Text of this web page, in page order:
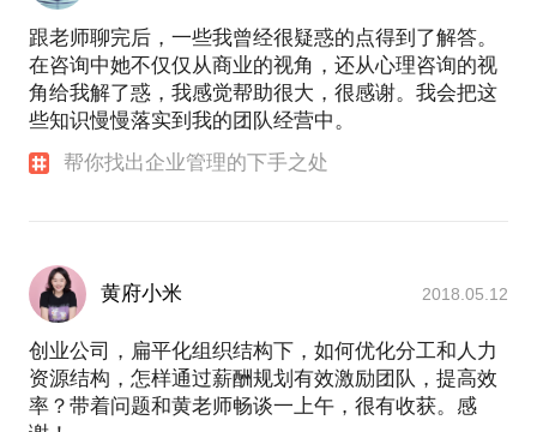
跟老师聊完后，一些我曾经很疑惑的点得到了解答。
在咨询中她不仅仅从商业的视角，还从心理咨询的视
角给我解了惑，我感觉帮助很大，很感谢。我会把这
些知识慢慢落实到我的团队经营中。
帮你找出企业管理的下手之处
黄府小米 2018.05.12
创业公司，扁平化组织结构下，如何优化分工和人力
资源结构，怎样通过薪酬规划有效激励团队，提高效
率？带着问题和黄老师畅谈一上午，很有收获。感